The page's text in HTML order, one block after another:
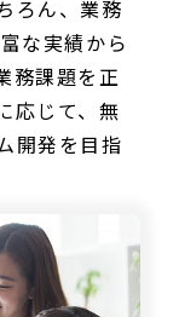
ろん、業務
な実績から
務課題を正
応じて、無
開発を目指